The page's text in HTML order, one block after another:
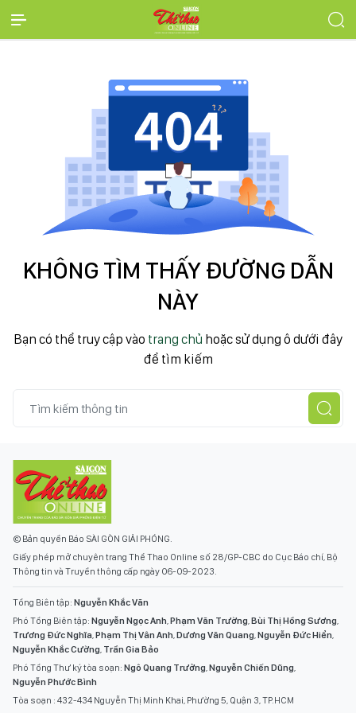
KHÔNG TÌM THẤY ĐƯỜNG DẪN
NÀY
Bạn có thể truy cập vào trang chủ hoặc sử dụng ô dưới đây
để tìm kiếm
© Bản quyền Báo SÀI GÒN GIẢI PHÓNG.
Giấy phép mở chuyên trang Thể Thao Online số 28/GP-CBC do Cục Báo chí, Bộ
Thông tin và Truyền thông cấp ngày 06-09-2023.
Tổng Biên tập: Nguyễn Khắc Văn
Phó Tổng Biên tập: Nguyễn Ngọc Anh,Phạm Văn Trường,Bùi Thị Hồng Sương,
Trương Đức Nghĩa,Phạm Thị Vân Anh,Dương Văn Quang,Nguyễn Đức Hiển,
Nguyễn Khắc Cường, Trần Gia Bảo
Phó Tổng Thư ký tòa soạn: Ngô Quang Trưởng,Nguyễn Chiến Dũng,
Nguyễn Phước Bình
Tòa soạn : 432-434 Nguyễn Thị Minh Khai, Phường 5, Quận 3, TP.HCM